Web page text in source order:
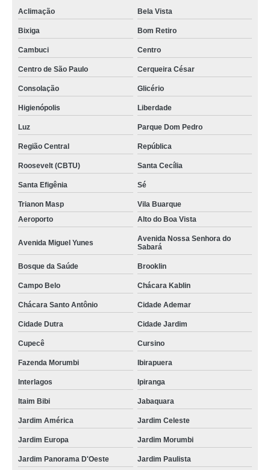
Aclimação Bela Vista
Bixiga Bom Retiro
Cambuci Centro
Centro de São Paulo Cerqueira César
Consolação Glicério
Higienópolis Liberdade
Luz Parque Dom Pedro
Região Central República
Roosevelt (CBTU) Santa Cecília
Santa Efigênia Sé
Trianon Masp
Vila Buarque
Aeroporto
Alto do Boa Vista
Avenida Miguel Yunes
Avenida Nossa Senhora do
Sabará
Bosque da Saúde Brooklin
Campo Belo Chácara Kablin
Chácara Santo Antônio Cidade Ademar
Cidade Dutra Cidade Jardim
Cupecê Cursino
Fazenda Morumbi Ibirapuera
Interlagos Ipiranga
Itaim Bibi Jabaquara
Jardim América Jardim Celeste
Jardim Europa Jardim Morumbi
Jardim Panorama D'Oeste Jardim Paulista